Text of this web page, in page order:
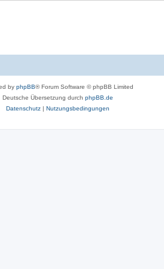
by phpBB® Forum Software © phpBB Limited
Deutsche Übersetzung durch phpBB.de
Datenschutz| Nutzungsbedingungen